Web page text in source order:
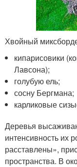
Хвойный
кипарисовики
Лавсона);
голубую ель;
сосну Бергмана;
карликовые
Деревья
интенсивность их
расставлены»,
пространства. В